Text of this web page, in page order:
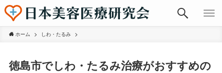
ホーム しわ・たるみ
徳島市でしわ・たるみ治療がおすすめの